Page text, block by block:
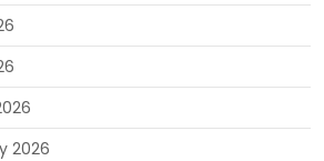
2026